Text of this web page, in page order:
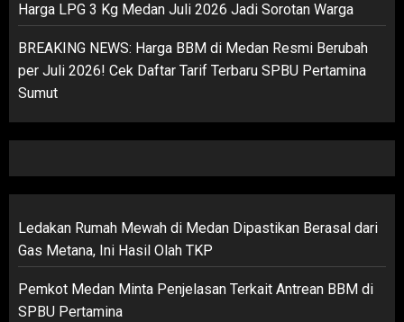
Harga LPG 3 Kg Medan Juli 2026 Jadi Sorotan Warga
BREAKING NEWS: Harga BBM di Medan Resmi Berubah
per Juli 2026! Cek Daftar Tarif Terbaru SPBU Pertamina
Sumut
Ledakan Rumah Mewah di Medan Dipastikan Berasal dari
Gas Metana, Ini Hasil Olah TKP
Pemkot Medan Minta Penjelasan Terkait Antrean BBM di
SPBU Pertamina